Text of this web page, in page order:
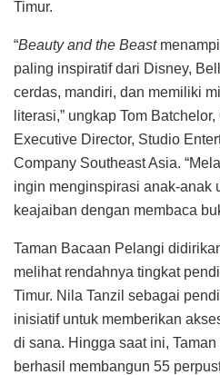
Timur.
“Beauty and the Beast
paling inspiratif dari Disney,
cerdas, mandiri, dan memiliki
literasi,” ungkap Tom
Executive Director, Studio
Company Southeast Asia.
ingin menginspirasi anak-anak
keajaiban dengan membaca
Taman Bacaan Pelangi
melihat rendahnya tingkat
Timur. Nila Tanzil sebagai
inisiatif untuk memberikan
di sana. Hingga saat ini,
berhasil membangun 55